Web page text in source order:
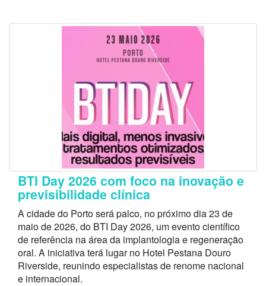
BTI Day 2026 com foco na inovação e
previsibilidade clínica
A cidade do Porto será palco, no próximo dia 23 de
maio de 2026, do BTI Day 2026, um evento científico
de referência na área da implantologia e regeneração
oral. A iniciativa terá lugar no Hotel Pestana Douro
Riverside, reunindo especialistas de renome nacional
e internacional.